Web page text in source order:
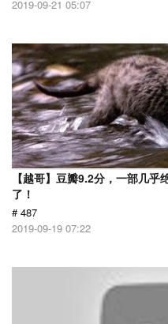
2019-09-21 05:07
【越哥】豆瓣9.2分，一部几
了！
# 487
2019-09-19 07:22